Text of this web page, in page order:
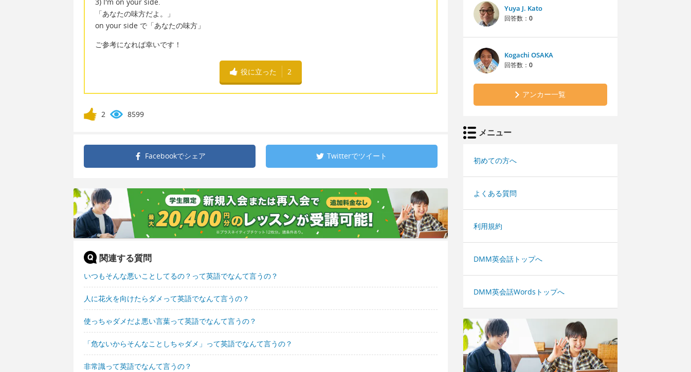
「あなたの味方だよ。」
on your side で「あなたの味方」
ご参考になれば幸いです！
役に立った 2
2 8599
Facebookでシェア Twitterでツイート
関連する質問
いつもそんな悪いことしてるの？って英語でなんて言うの？
人に花火を向けたらダメって英語でなんて言うの？
使っちゃダメだよ悪い言葉って英語でなんて言うの？
「危ないからそんなことしちゃダメ」って英語でなんて言うの？
非常識って英語でなんて言うの？
Yuya J. Kato
回答数： 0
Kogachi OSAKA
回答数： 0
アンカー一覧
メニュー
初めての方へ
よくある質問
利用規約
DMM英会話トップへ
DMM英会話Wordsトップへ